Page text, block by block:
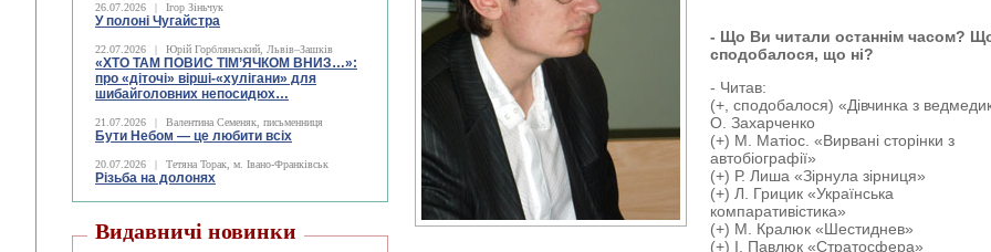
26.07.2026 | Ігор Зіньчук
У полоні Чугайстра
22.07.2026 | Юрій Горблянський, Львів–Зашків
«ХТО ТАМ ПОВИС ТІМ’ЯЧКОМ ВНИЗ…»:
про «діточі» вірші-«хулігани» для
шибайголовних непосидюх…
21.07.2026 | Валентина Семеняк, письменниця
Бути Небом ― це любити всіх
20.07.2026 | Тетяна Торак, м. Івано-Франківськ
Різьба на долонях
Видавничі новинки
- Що Ви читали останнім часом?
сподобалося, що ні?
- Читав:
(+, сподобалося) «Дівчинка з
О. Захарченко
(+) М. Матіос. «Вирвані сторінки з
автобіографії»
(+) Р. Лиша «Зірнула зірниця»
(+) Л. Грицик «Українська
компаративістика»
(+) М. Кралюк «Шестиднев»
(+) І. Павлюк «Стратосфера»